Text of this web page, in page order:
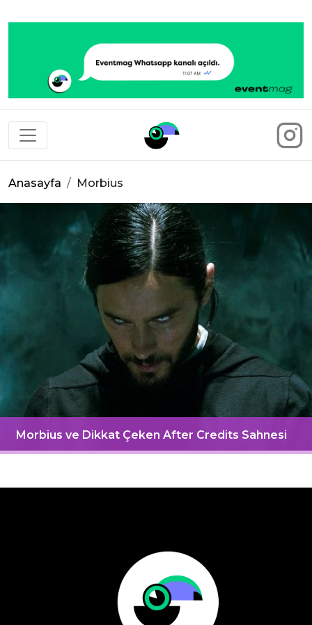
Eventmag
Anasayfa Morbius
Morbius ve Dikkat Çeken After Credits Sahnesi